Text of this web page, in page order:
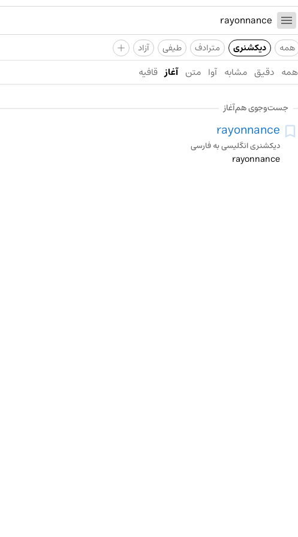
همه دیکشنری مترادف طیفی آزاد +
همه دقیق مشابه آوا متن آغاز قافیه
جست‌وجوی هم‌آغاز
rayonnance
دیکشنری انگلیسی به فارسی
rayonnance